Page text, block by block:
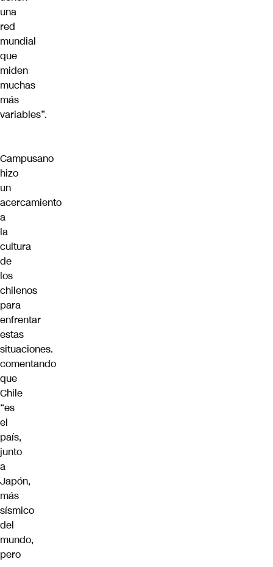
una
red
mundial
que
miden
muchas
más
variables”.
Campusano
hizo
un
acercamiento
a
la
cultura
de
los
chilenos
para
enfrentar
estas
situaciones.
comentando
que
Chile
“es
el
país,
junto
a
Japón,
más
sísmico
del
mundo,
pero